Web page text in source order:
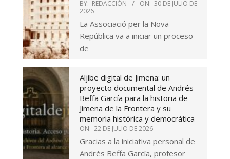
BY: REDACCIÓN ON: 30 DE JULIO DE
2026
La Associació per la Nova
República va a iniciar un proceso
de
Aljibe digital de Jimena: un
proyecto documental de Andrés
Beffa García para la historia de
Jimena de la Frontera y su
memoria histórica y democrática
ON: 22 DE JULIO DE 2026
Gracias a la iniciativa personal de
Andrés Beffa García, profesor